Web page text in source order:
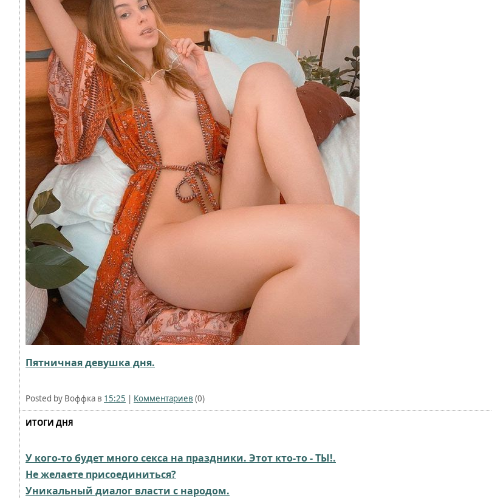
Пятничная девушка дня.
Posted by Воффка в 15:25 | Комментариев (0)
ИТОГИ ДНЯ
У кого-то будет много секса на праздники. Этот кто-то - ТЫ!.
Не желаете присоединиться?
Уникальный диалог власти с народом.